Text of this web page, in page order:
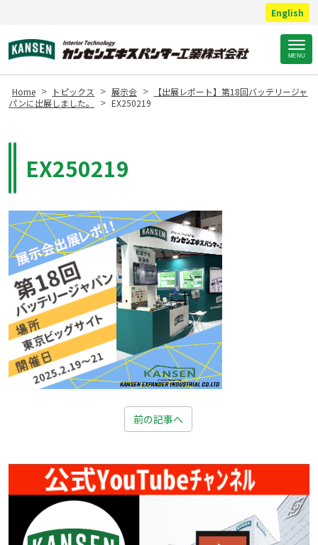
English
MENU
Home > トピックス > 展示会 >
【出展レポート】第18回バッテリージャ
パンに出展しました。
> EX250219
EX250219
前の記事へ
Site
Footer